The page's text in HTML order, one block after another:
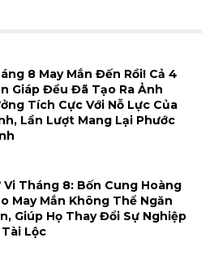
8 May Mắn Đến Rồi! Cả 4
Giáp Đều Đã Tạo Ra Ảnh
Tích Cực Với Nỗ Lực Của
Lần Lượt Mang Lại Phước
Vi Tháng 8: Bốn Cung Hoàng
May Mắn Không Thể Ngăn
Giúp Họ Thay Đổi Sự Nghiệp
Tài Lộc